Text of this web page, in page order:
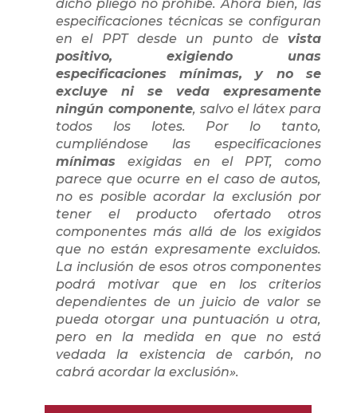
dicho pliego no prohíbe. Ahora bien, las
especificaciones técnicas se configuran
en el PPT desde un punto devista
positivo, exigiendo unas
especificaciones mínimas, y no se
excluye ni se veda expresamente
ningún componente, salvo el látex para
todos los lotes. Por lo tanto,
cumpliéndose las especificaciones
mínimas exigidas en el PPT, como
parece que ocurre en el caso de autos,
no es posible acordar la exclusión por
tener el producto ofertado otros
componentes más allá de los exigidos
que no están expresamente excluidos.
La inclusión de esos otros componentes
podrá motivar que en los criterios
dependientes de un juicio de valor se
pueda otorgar una puntuación u otra,
pero en la medida en que no está
vedada la existencia de carbón, no
cabrá acordar la exclusión».
Copia de Lentisco_IVD_2022 Des